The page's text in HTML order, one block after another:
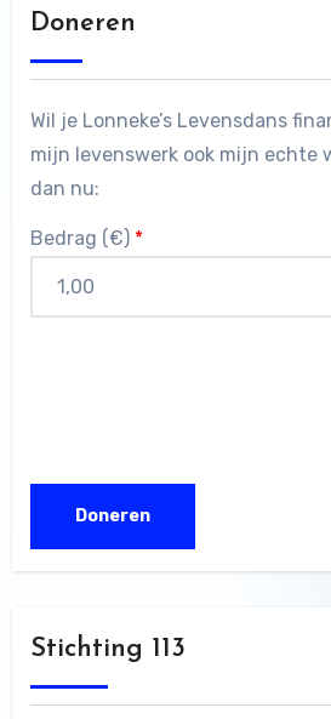
Doneren
Wil je Lonneke’s Levensdans
mijn levenswerk ook mijn echte
dan nu:
Bedrag (€) *
Stichting 113